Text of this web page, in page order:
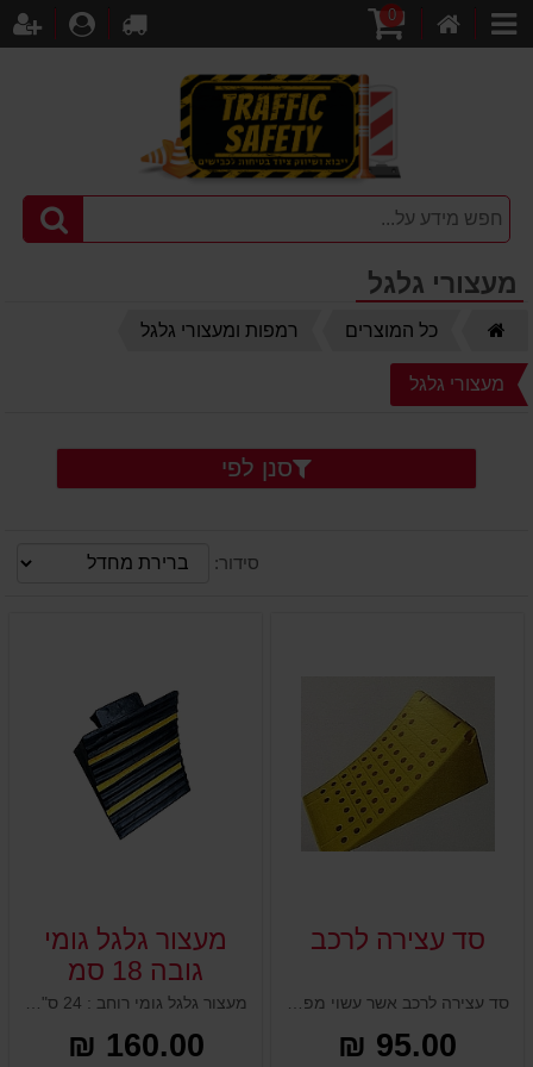
קטגוריות
קניות
0
לקופה
מעצורי גלגל
כל המוצרים רמפות ומעצורי גלגל
מעצורי גלגל
סנן לפי
סידור:
סד עצירה לרכב
סד עצירה לרכב אשר עשוי מפולימר מחוזק במיוחד
95.00 ₪
מעצור גלגל גומי
גובה 18 סמ
מעצור גלגל גומי רוחב : 24 ס"מ עומק : 30 ס"מ גובה : 18 ס"מ משקל עצמי : 5.5 ק"ג
160.00 ₪